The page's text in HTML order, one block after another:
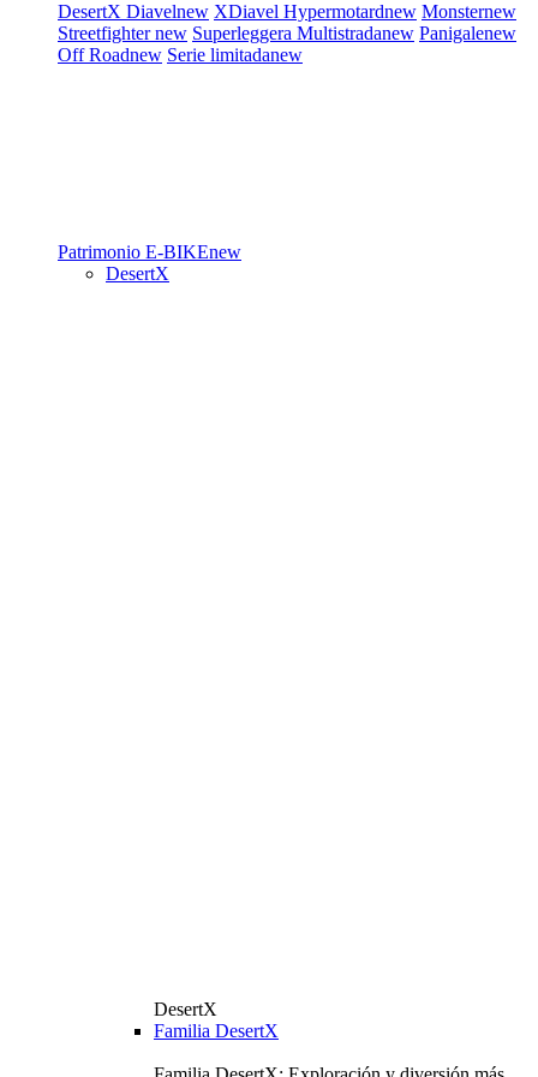
DesertX Diavelnew XDiavel Hypermotardnew Monsternew
Streetfighternew Superleggera Multistradanew Panigalenew
Off Roadnew Serie limitadanew
Patrimonio E-BIKEnew
DesertX
DesertX
Familia DesertX